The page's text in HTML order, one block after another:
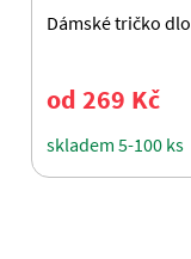
Dámské tričko
od 269 Kč
skladem 5-100 ks